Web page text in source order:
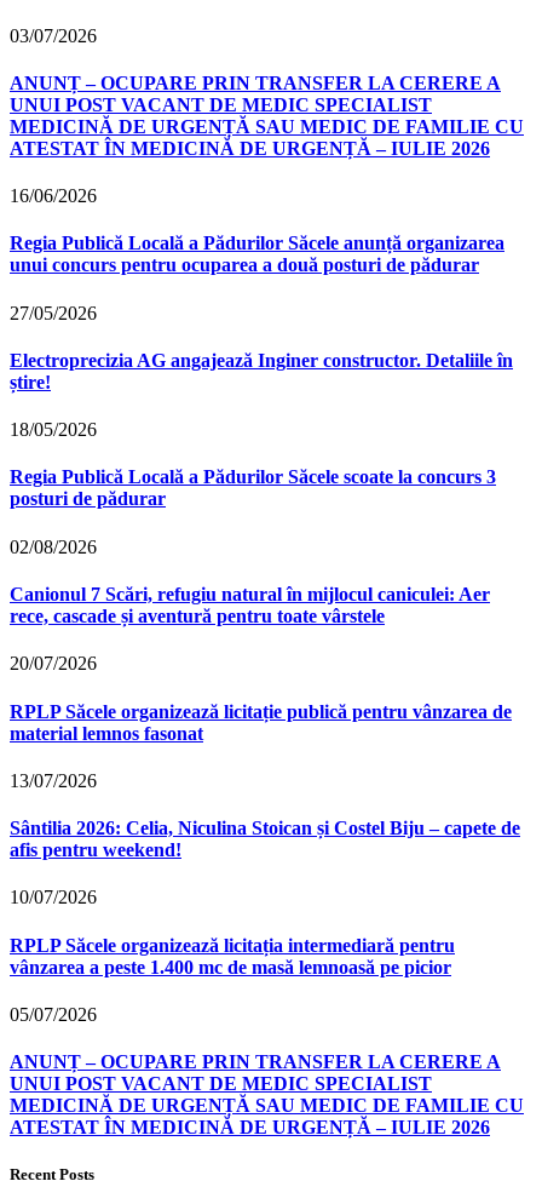
03/07/2026
ANUNȚ – OCUPARE PRIN TRANSFER LA CERERE A
UNUI POST VACANT DE MEDIC SPECIALIST
MEDICINĂ DE URGENȚĂ SAU MEDIC DE FAMILIE CU
ATESTAT ÎN MEDICINĂ DE URGENȚĂ – IULIE 2026
16/06/2026
Regia Publică Locală a Pădurilor Săcele anunță organizarea
unui concurs pentru ocuparea a două posturi de pădurar
27/05/2026
Electroprecizia AG angajează Inginer constructor. Detaliile în
știre!
18/05/2026
Regia Publică Locală a Pădurilor Săcele scoate la concurs 3
posturi de pădurar
02/08/2026
Canionul 7 Scări, refugiu natural în mijlocul caniculei: Aer
rece, cascade și aventură pentru toate vârstele
20/07/2026
RPLP Săcele organizează licitație publică pentru vânzarea de
material lemnos fasonat
13/07/2026
Sântilia 2026: Celia, Niculina Stoican și Costel Biju – capete de
afis pentru weekend!
10/07/2026
RPLP Săcele organizează licitația intermediară pentru
vânzarea a peste 1.400 mc de masă lemnoasă pe picior
05/07/2026
ANUNȚ – OCUPARE PRIN TRANSFER LA CERERE A
UNUI POST VACANT DE MEDIC SPECIALIST
MEDICINĂ DE URGENȚĂ SAU MEDIC DE FAMILIE CU
ATESTAT ÎN MEDICINĂ DE URGENȚĂ – IULIE 2026
Recent Posts